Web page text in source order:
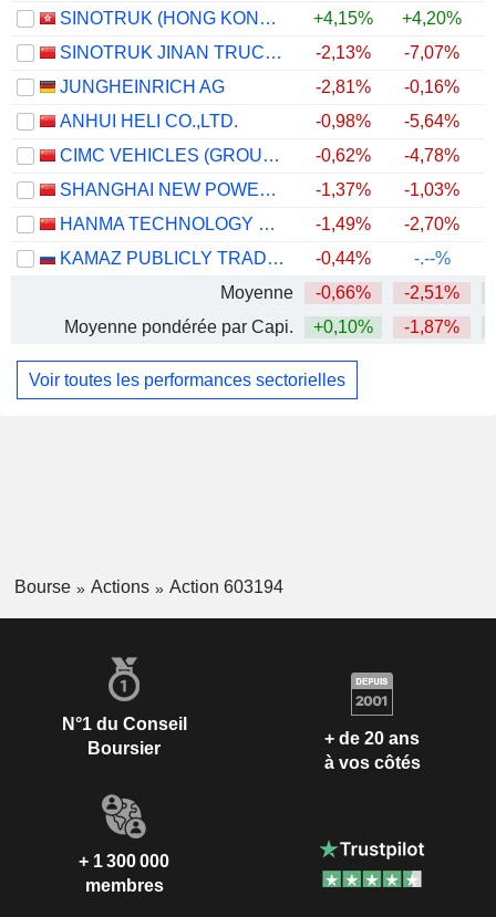
SINOTRUK (HONG KONG) LIMITED
+4,15% +4,20%
SINOTRUK JINAN TRUCK CO.,LTD
-2,13% -7,07%
JUNGHEINRICH AG
-2,81% -0,16%
ANHUI HELI CO.,LTD.
-0,98% -5,64%
CIMC VEHICLES (GROUP) CO., LTD.
-0,62% -4,78%
SHANGHAI NEW POWER AUTOMOTIVE TECHNOLOGY COMPANY LIMITED
-1,37% -1,03%
HANMA TECHNOLOGY GROUP CO.,LTD.
-1,49% -2,70%
KAMAZ PUBLICLY TRADED COMPANY
-0,44%
-.--%
Moyenne
-0,66% -2,51%
Moyenne pondérée par Capi.
+0,10% -1,87%
Voir toutes les performances sectorielles
Bourse Actions Action 603194
N°1 du Conseil
Boursier
+ de 20 ans
à vos côtés
+ 1 300 000
membres